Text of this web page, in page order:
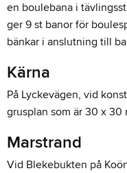
en boulebana i
ger 9 st banor för
bänkar i anslutning till
Kärna
På Lyckevägen, vid
grusplan som är 30 x 30
Marstrand
Vid Blekebukten på